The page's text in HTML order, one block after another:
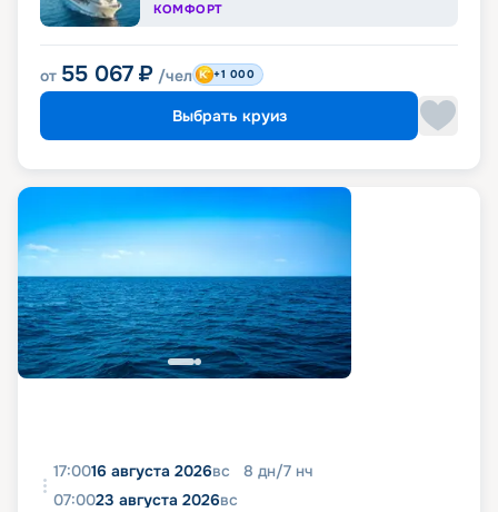
КОМФОРТ
от 55 067 ₽ /чел +1 000
Выбрать круиз
17:0016 августа 2026вс 8 дн/7 нч
07:0023 августа 2026вс